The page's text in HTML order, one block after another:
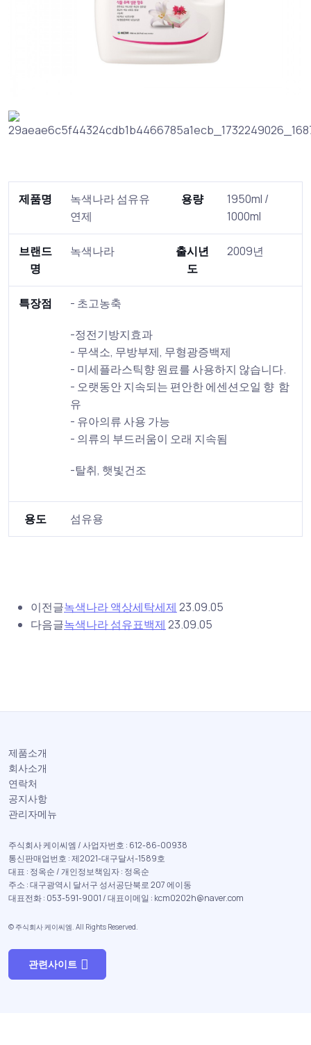
제품명
녹색나라 섬유유
연제
용량
1950ml /
1000ml
브랜드
명
녹색나라
출시년
도
2009년
특장점 - 초고농축
-정전기방지효과
- 무색소, 무방부제, 무형광증백제
- 미세플라스틱향 원료를 사용하지 않습니다.
- 오랫동안 지속되는 편안한 에센션오일 향 함
유
- 유아의류 사용 가능
- 의류의 부드러움이 오래 지속됨
-탈취, 햇빛건조
용도 섬유용
이전글녹색나라 액상세탁세제 23.09.05
다음글녹색나라 섬유표백제 23.09.05
제품소개
회사소개
연락처
공지사항
관리자메뉴
주식회사 케이씨엠 / 사업자번호 : 612-86-00938
통신판매업번호 : 제2021-대구달서-1589호
대표 : 정옥순 / 개인정보책임자 : 정옥순
주소 : 대구광역시 달서구 성서공단북로 207 에이동
대표전화 : 053-591-9001 / 대표이메일 : kcm0202h@naver.com
© 주식회사 케이씨엠. All Rights Reserved.
관련사이트